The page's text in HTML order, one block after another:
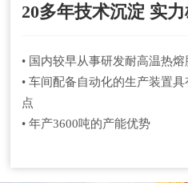
20多年技术沉淀 实
• 国内较早从事研发耐高温热
• 车间配备自动化的生产装置
点
• 年产3600吨的产能优势